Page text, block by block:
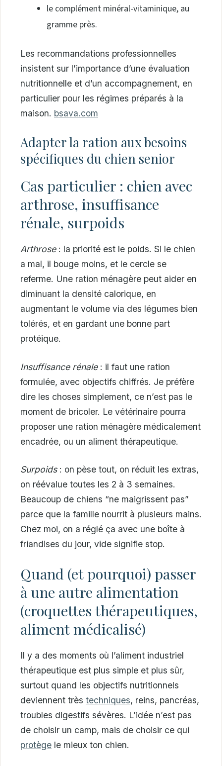
le complément minéral-vitaminique, au
gramme près.
Les recommandations professionnelles
insistent sur l’importance d’une évaluation
nutritionnelle et d’un accompagnement, en
particulier pour les régimes préparés à la
maison. bsava.com
Adapter la ration aux besoins
spécifiques du chien senior
Cas particulier : chien avec
arthrose, insuffisance
rénale, surpoids
Arthrose: la priorité est le poids. Si le chien
a mal, il bouge moins, et le cercle se
referme. Une ration ménagère peut aider en
diminuant la densité calorique, en
augmentant le volume via des légumes bien
tolérés, et en gardant une bonne part
protéique.
Insuffisance rénale: il faut une ration
formulée, avec objectifs chiffrés. Je préfère
dire les choses simplement, ce n’est pas le
moment de bricoler. Le vétérinaire pourra
proposer une ration ménagère médicalement
encadrée, ou un aliment thérapeutique.
Surpoids: on pèse tout, on réduit les extras,
on réévalue toutes les 2 à 3 semaines.
Beaucoup de chiens “ne maigrissent pas”
parce que la famille nourrit à plusieurs mains.
Chez moi, on a réglé ça avec une boîte à
friandises du jour, vide signifie stop.
Quand (et pourquoi) passer
à une autre alimentation
(croquettes thérapeutiques,
aliment médicalisé)
Il y a des moments où l’aliment industriel
thérapeutique est plus simple et plus sûr,
surtout quand les objectifs nutritionnels
deviennent très techniques, reins, pancréas,
troubles digestifs sévères. L’idée n’est pas
de choisir un camp, mais de choisir ce qui
protège le mieux ton chien.